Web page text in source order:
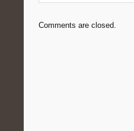
Comments are closed.